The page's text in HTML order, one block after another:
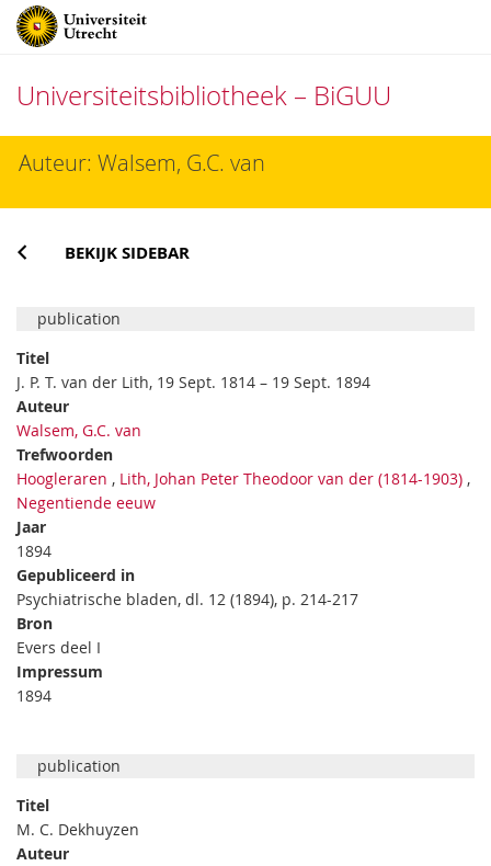
Universiteitsbibliotheek – BiGUU
naarAuteur: Walsem, G.C. van
BEKIJK SIDEBAR
publication
Titel
J. P. T. van der Lith, 19 Sept. 1814 – 19 Sept. 1894
Auteur
Walsem, G.C. van
Trefwoorden
Hoogleraren , Lith, Johan Peter Theodoor van der (1814-1903) ,
Negentiende eeuw
Jaar
1894
Gepubliceerd in
Psychiatrische bladen, dl. 12 (1894), p. 214-217
Bron
Evers deel I
Impressum
1894
publication
Titel
M. C. Dekhuyzen
Auteur